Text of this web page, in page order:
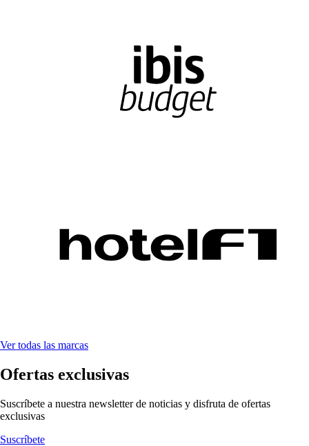
Ver todas las marcas
Ofertas exclusivas
Suscríbete a nuestra newsletter de noticias y disfruta de ofertas
exclusivas
Suscríbete